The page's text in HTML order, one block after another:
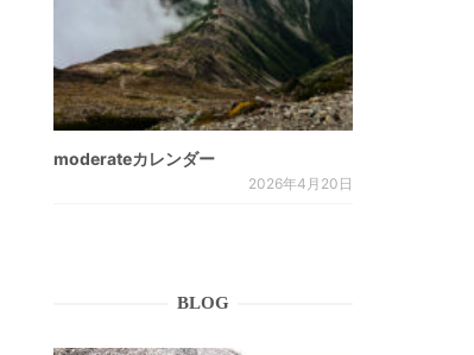
moderateカレンダー
2026年4月20日
BLOG